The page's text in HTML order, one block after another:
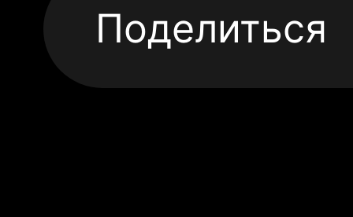
Поделиться